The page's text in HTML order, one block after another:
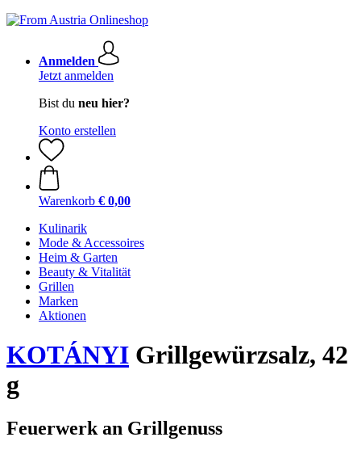
Anmelden
Jetzt anmelden
Bist du neu hier?
Konto erstellen
Warenkorb € 0,00
Kulinarik
Mode & Accessoires
Heim & Garten
Beauty & Vitalität
Grillen
Marken
Aktionen
KOTÁNYI Grillgewürzsalz, 42
g
Feuerwerk an Grillgenuss